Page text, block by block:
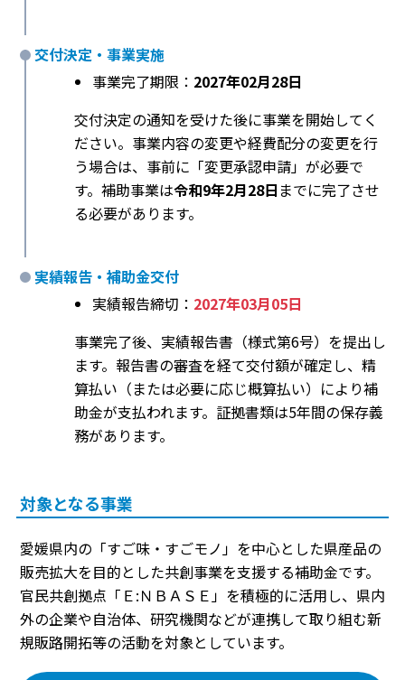
交付決定・事業実施
事業完了期限： 2027年02月28日
交付決定の通知を受けた後に事業を開始してく
ださい。事業内容の変更や経費配分の変更を行
う場合は、事前に「変更承認申請」が必要で
す。補助事業は令和9年2月28日 までに完了させ
る必要があります。
実績報告・補助金交付
実績報告締切： 2027年03月05日
事業完了後、実績報告書（様式第6号）を提出し
ます。報告書の審査を経て交付額が確定し、精
算払い（または必要に応じ概算払い）により補
助金が支払われます。証拠書類は5年間の保存義
務があります。
対象となる事業
愛媛県内の「すご味・すごモノ」を中心とした県産品の
販売拡大を目的とした共創事業を支援する補助金です。
官民共創拠点「Ｅ:ＮＢＡＳＥ」を積極的に活用し、県内
外の企業や自治体、研究機関などが連携して取り組む新
規販路開拓等の活動を対象としています。